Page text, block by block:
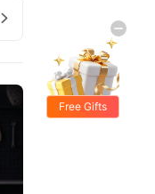

Free Gifts